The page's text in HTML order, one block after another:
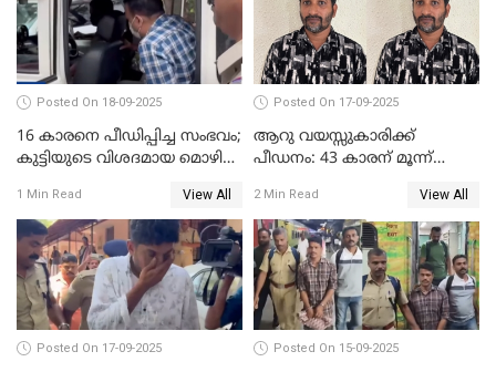
Posted On 18-09-2025
16 കാരനെ പീഡിപ്പിച്ച സംഭവം;
കുട്ടിയുടെ വിശദമായ മൊഴി
1 Min Read View All
Posted On 17-09-2025
ആറു വയസ്സുകാരിക്ക്
പീഡനം: 43 കാരന് മൂന്ന്
പിഴയും ശിക്ഷ
2 Min Read View All
Posted On 17-09-2025 Posted On 15-09-2025